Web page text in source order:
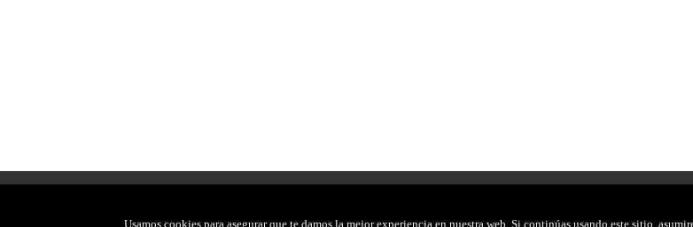
2026, JAVIER CARMONA. TODOS LOS DERECHOS RESERVADOS POLÍTICA DE PRIVACIDAD AVISO LEGAL
Usamos cookies para asegurar que te damos la mejor experiencia en nuestra web. Si continúas usando este sitio,